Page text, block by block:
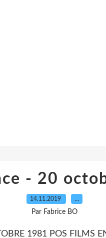
- 20
14.11.2019 …
Par Fabrice BO
1981 POS FILMS